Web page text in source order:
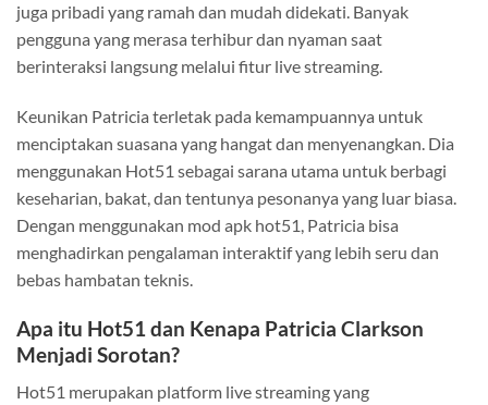
juga pribadi yang ramah dan mudah didekati. Banyak
pengguna yang merasa terhibur dan nyaman saat
berinteraksi langsung melalui fitur live streaming.
Keunikan Patricia terletak pada kemampuannya untuk
menciptakan suasana yang hangat dan menyenangkan. Dia
menggunakan Hot51 sebagai sarana utama untuk berbagi
keseharian, bakat, dan tentunya pesonanya yang luar biasa.
Dengan menggunakan mod apk hot51, Patricia bisa
menghadirkan pengalaman interaktif yang lebih seru dan
bebas hambatan teknis.
Apa itu Hot51 dan Kenapa Patricia Clarkson
Menjadi Sorotan?
Hot51 merupakan platform live streaming yang